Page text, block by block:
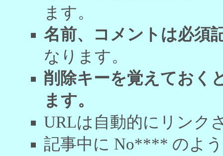
ます。
名前、コメントは必須
なります。
削除キーを覚えておく
ます。
URLは自動的にリンク
記事中に No**** のよ